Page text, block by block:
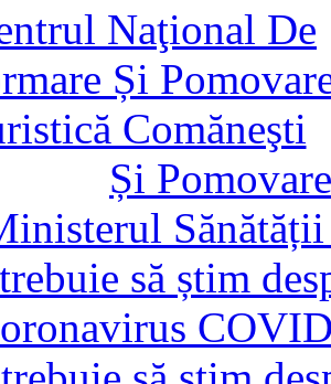
Și